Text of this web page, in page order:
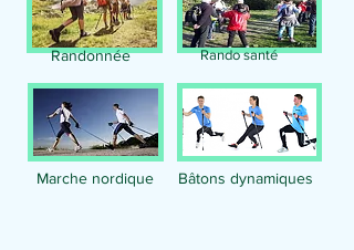
Randonnée Rando santé
Marche nordique Bâtons dynamiques